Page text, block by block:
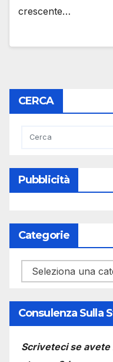
crescente…
CERCA
Pubblicità
Categorie
Categorie
Consulenza Sulla
Scriveteci se